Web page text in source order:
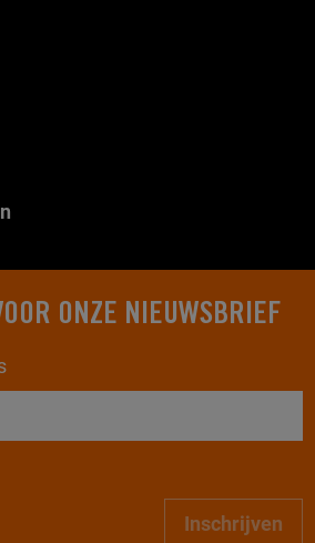
ONZE NIEUWSBRIEF
Inschrijven